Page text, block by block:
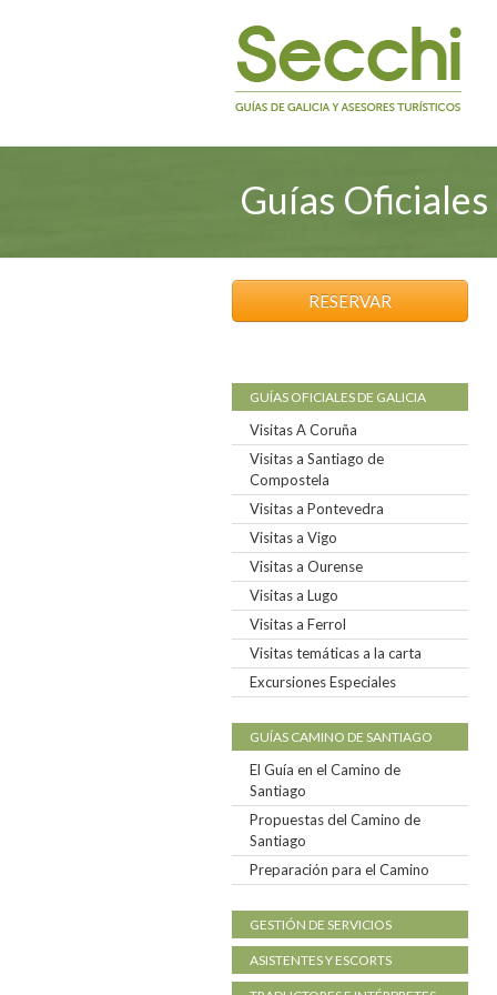
Guías
RESERVAR
GUÍAS OFICIALES DE GALICIA
Visitas A Coruña
Visitas a Santiago de
Compostela
Visitas a Pontevedra
Visitas a Vigo
Visitas a Ourense
Visitas a Lugo
Visitas a Ferrol
Visitas temáticas a la carta
Excursiones Especiales
GUÍAS CAMINO DE SANTIAGO
El Guía en el Camino de
Santiago
Propuestas del Camino de
Santiago
Preparación para el Camino
GESTIÓN DE SERVICIOS
ASISTENTES Y ESCORTS